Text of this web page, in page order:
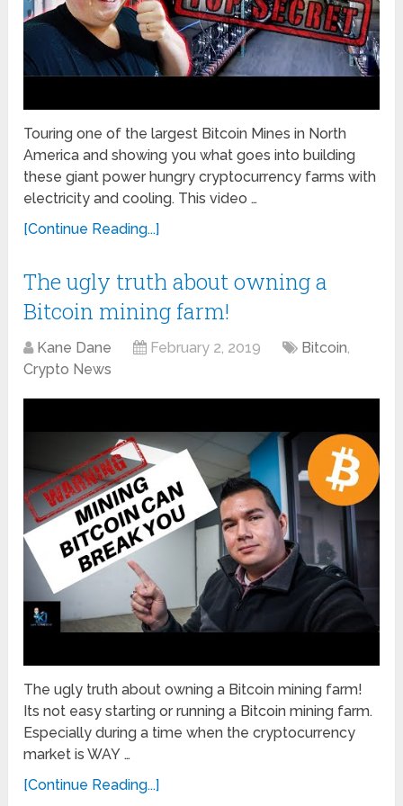
Touring one of the largest Bitcoin Mines in North
America and showing you what goes into building
these giant power hungry cryptocurrency farms with
electricity and cooling. This video …
[Continue Reading...]
The ugly truth about owning a
Bitcoin mining farm!
Kane Dane February 2, 2019 Bitcoin,
Crypto News
The ugly truth about owning a Bitcoin mining farm!
Its not easy starting or running a Bitcoin mining farm.
Especially during a time when the cryptocurrency
market is WAY …
[Continue Reading...]